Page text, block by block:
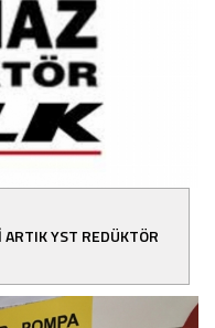
ARTIK YST REDÜKTÖR